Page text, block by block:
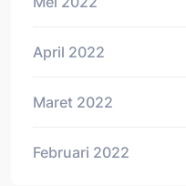
April 2022
Maret 2022
Februari 2022